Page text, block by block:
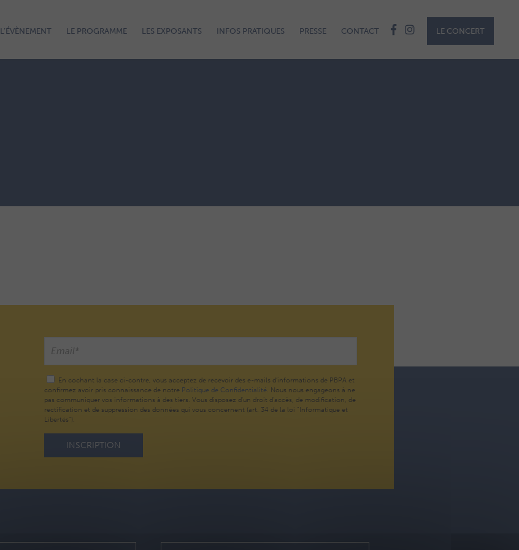
L’ÉVÈNEMENT LE PROGRAMME LES EXPOSANTS INFOS PRATIQUES PRESSE CONTACT LE CONCERT
En cochant la case ci-contre, vous acceptez de recevoir des e-mails d’informations de PBPA et
confirmez avoir pris connaissance de notre Politique de Confidentialité. Nous nous engageons à ne
pas communiquer vos informations à des tiers. Vous disposez d'un droit d'accès, de modification, de
rectification et de suppression des données qui vous concernent (art. 34 de la loi "Informatique et
Libertés").